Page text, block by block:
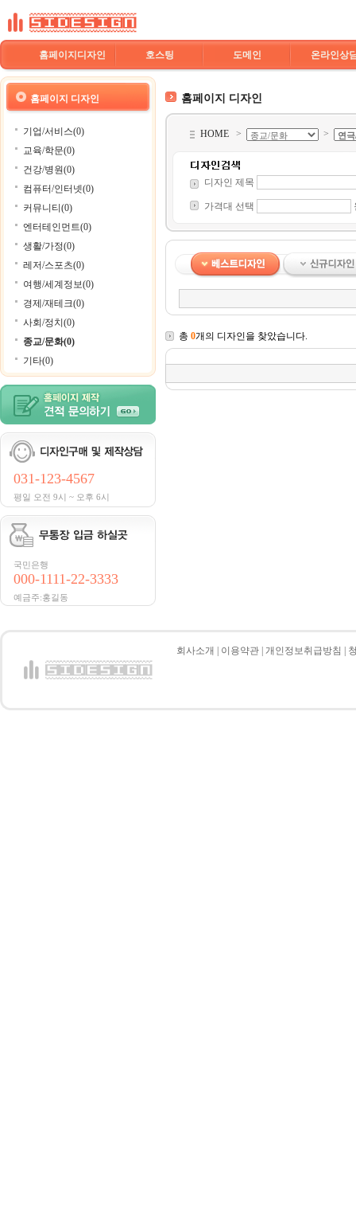
홈페이지디자인 호스팅 도메인 온라인상
홈페이지 디자인
기업/서비스(0)
교육/학문(0)
건강/병원(0)
컴퓨터/인터넷(0)
커뮤니티(0)
엔터테인먼트(0)
생활/가정(0)
레저/스포츠(0)
여행/세계정보(0)
경제/재테크(0)
사회/정치(0)
종교/문화(0)
기타(0)
031-123-4567
평일 오전 9시 ~ 오후 6시
국민은행
000-1111-22-3333
예금주:홍길동
홈페이지 디자인
HOME > >
디자인 제목
가격대 선택
총 0개의 디자인을 찾았습니다.
회사소개 이용약관 개인정보취급방침